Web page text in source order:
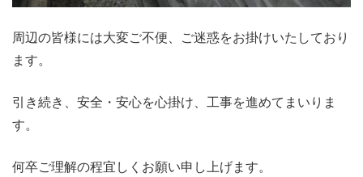
周辺の皆様には大変ご不便、ご迷惑をお掛けいたしており
ます。
引き続き、安全・安心を心掛け、工事を進めてまいりま
す。
何卒ご理解の程宜しくお願い申し上げます。